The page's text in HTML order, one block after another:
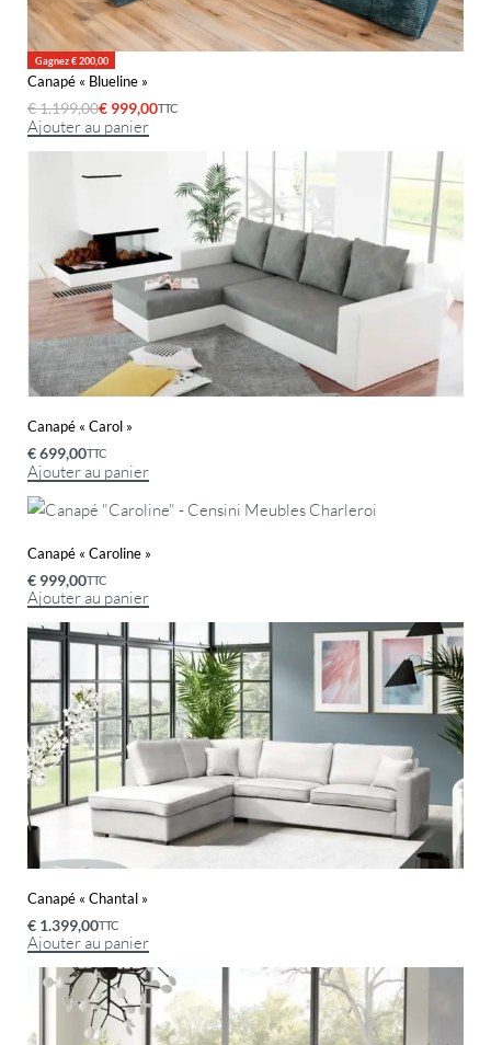
Gagnez € 200,00
Canapé « Blueline »
€1.199,00€ 999,00TTC
Ajouter au panier
Canapé « Carol »
€699,00TTC
Ajouter au panier
Canapé « Caroline »
€ 999,00TTC
Ajouter au panier
Canapé « Chantal »
€ 1.399,00TTC
Ajouter au panier